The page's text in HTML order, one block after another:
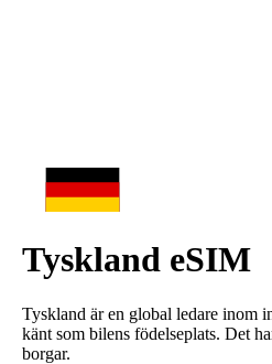
Tyskland eSIM
Tyskland är en global ledare inom
känt som bilens födelseplats. Det
borgar.